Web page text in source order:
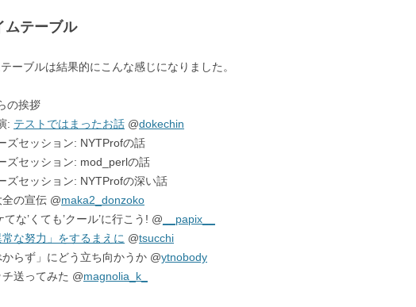
ムテーブル
ーブルは結果的にこんな感じになりました。
の挨拶
: テストではまったお話 @dokechin
ズセッション: NYTProfの話
ズセッション: mod_perlの話
ズセッション: NYTProfの深い話
の宣伝 @maka2_donzoko
てな’くても’クール’に行こう! @ __papix__
常な努力」をするまえに @tsucchi
からず」にどう立ち向かうか @ytnobody
チ送ってみた @magnolia_k_